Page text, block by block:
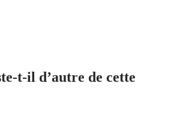
t-il d’autre de cette